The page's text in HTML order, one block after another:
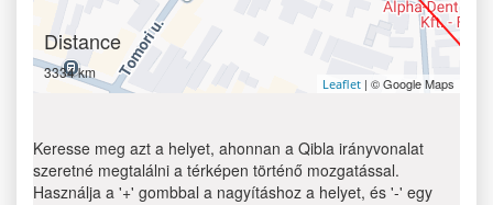
Distance
3334 km
Leaflet | © Google Maps
Keresse meg azt a helyet, ahonnan a Qibla irányvonalat
szeretné megtalálni a térképen történő mozgatással.
Használja a '+' gombbal a nagyításhoz a helyet, és '-' egy